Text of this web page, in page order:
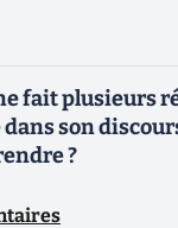
fait plusieurs
son
?